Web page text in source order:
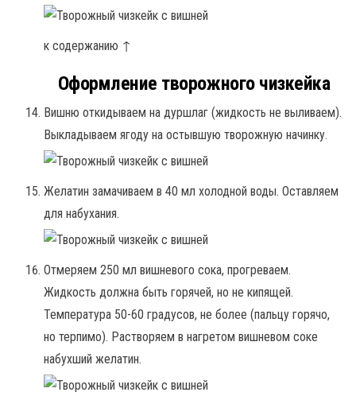
к содержанию ↑
Оформление творожного чизкейка
Вишню откидываем на дуршлаг (жидкость не выливаем).
Выкладываем ягоду на остывшую творожную начинку.
Желатин замачиваем в 40 мл холодной воды. Оставляем
для набухания.
Отмеряем 250 мл вишневого сока, прогреваем.
Жидкость должна быть горячей, но не кипящей.
Температура 50-60 градусов, не более (пальцу горячо,
но терпимо). Растворяем в нагретом вишневом соке
набухший желатин.